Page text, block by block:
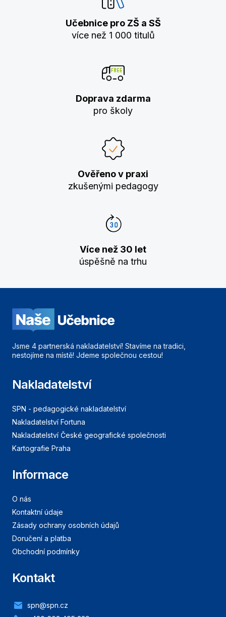
Učebnice pro ZŠ a SŠ
více než 1 000 titulů
Doprava zdarma
pro školy
Ověřeno v praxi
zkušenými pedagogy
Více než 30 let
úspěšně na trhu
Jsme 4 partnerská nakladatelství! Stavíme na tradici,
nestojíme na místě! Jdeme společnou cestou!
Nakladatelství
SPN - pedagogické nakladatelství
Nakladatelství Fortuna
Nakladatelství České geografické společnosti
Kartografie Praha
Informace
O nás
Kontaktní údaje
Zásady ochrany osobních údajů
Doručení a platba
Obchodní podmínky
Kontakt
spn@spn.cz